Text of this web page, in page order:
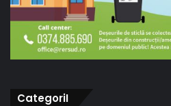
CategoriI